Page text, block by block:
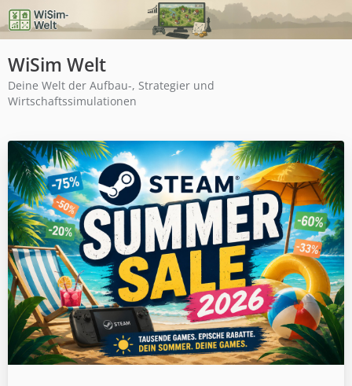
WiSim Welt
Deine Welt der Aufbau-, Strategier und
Wirtschaftssimulationen